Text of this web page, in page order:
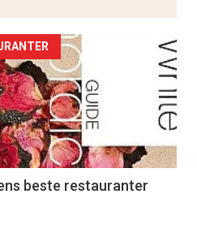
beste restauranter